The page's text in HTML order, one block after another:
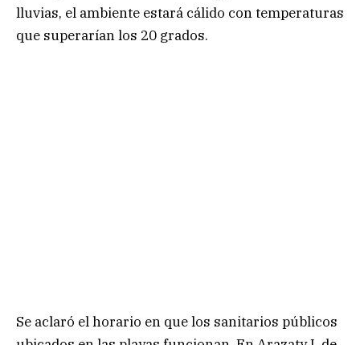
lluvias, el ambiente estará cálido con temperaturas
que superarían los 20 grados.
Se aclaró el horario en que los sanitarios públicos